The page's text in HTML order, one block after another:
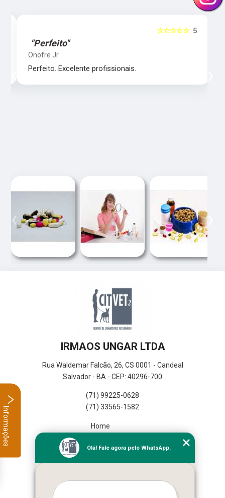
5
☆☆☆☆☆
"Perfeito"
Onofre Jr.
Perfeito. Excelente profissionais.
‹
‹ ›
IRMAOS UNGAR LTDA
Rua Waldemar Falcão, 26, CS 0001 - Candeal
Salvador - BA - CEP: 40296-700
(71) 99225-0628
(71) 33565-1582
Home
Missão
Olá! Fale agora pelo WhatsApp.
Informações